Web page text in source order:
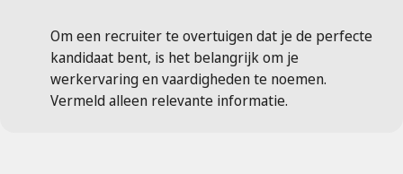
Om een recruiter te overtuigen dat je de perfecte
kandidaat bent, is het belangrijk om je
werkervaring en vaardigheden te noemen.
Vermeld alleen relevante informatie.